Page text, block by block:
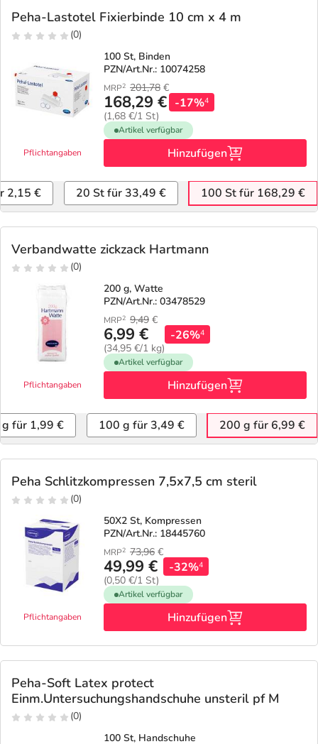
Tierapotheke
Vitamine & Mineralstoffe
Salus Deals
Peha-Lastotel Fixierbinde 10 cm x 4 m
(0)
Pflichtangaben
100 St, Binden
PZN/Art.Nr.: 10074258
MRP2 201,78 €
168,29 €
(1,68 €/1 St)
-17%4
Artikel verfügbar
Hinzufügen
2,15 € 20 St für 33,49 € 100 St für 168,29 €
Verbandwatte zickzack Hartmann
(0)
Pflichtangaben
200 g, Watte
PZN/Art.Nr.: 03478529
MRP2 9,49 €
6,99 €
(34,95 €/1 kg)
-26%4
Artikel verfügbar
Hinzufügen
für 1,99 € 100 g für 3,49 € 200 g für 6,99 €
Peha Schlitzkompressen 7,5x7,5 cm steril
(0)
Pflichtangaben
50X2 St, Kompressen
PZN/Art.Nr.: 18445760
MRP2 73,96 €
49,99 €
(0,50 €/1 St)
-32%4
Artikel verfügbar
Hinzufügen
Peha-Soft Latex protect
Einm.Untersuchungshandschuhe unsteril pf M
(0)
100 St, Handschuhe